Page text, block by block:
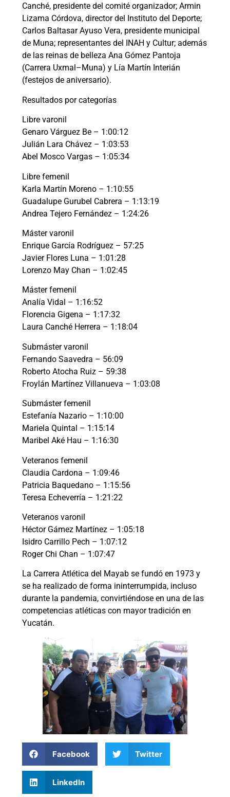
Canché, presidente del comité organizador; Armin
Lizama Córdova, director del Instituto del Deporte;
Carlos Baltasar Ayuso Vera, presidente municipal
de Muna; representantes del INAH y Cultur; además
de las reinas de belleza Ana Gómez Pantoja
(Carrera Uxmal–Muna) y Lía Martín Interián
(festejos de aniversario).
Resultados por categorías
Libre varonil
Genaro Várguez Be – 1:00:12
Julián Lara Chávez – 1:03:53
Abel Mosco Vargas – 1:05:34
Libre femenil
Karla Martín Moreno – 1:10:55
Guadalupe Gurubel Cabrera – 1:13:19
Andrea Tejero Fernández – 1:24:26
Máster varonil
Enrique García Rodríguez – 57:25
Javier Flores Luna – 1:01:28
Lorenzo May Chan – 1:02:45
Máster femenil
Analía Vidal – 1:16:52
Florencia Gigena – 1:17:32
Laura Canché Herrera – 1:18:04
Submáster varonil
Fernando Saavedra – 56:09
Roberto Atocha Ruiz – 59:38
Froylán Martínez Villanueva – 1:03:08
Submáster femenil
Estefanía Nazario – 1:10:00
Mariela Quintal – 1:15:14
Maribel Aké Hau – 1:16:30
Veteranos femenil
Claudia Cardona – 1:09:46
Patricia Baquedano – 1:15:56
Teresa Echeverría – 1:21:22
Veteranos varonil
Héctor Gámez Martínez – 1:05:18
Isidro Carrillo Pech – 1:07:12
Roger Chi Chan – 1:07:47
La Carrera Atlética del Mayab se fundó en 1973 y
se ha realizado de forma ininterrumpida, incluso
durante la pandemia, convirtiéndose en una de las
competencias atléticas con mayor tradición en
Yucatán.
Facebook Twitter
LinkedIn